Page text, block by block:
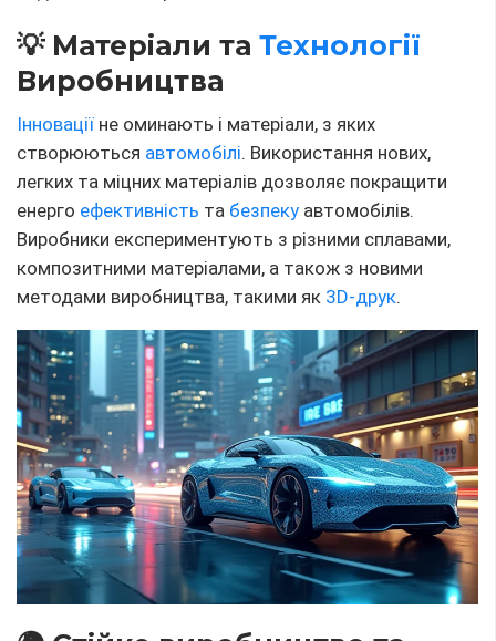
🌍 Стійке виробництво та
рециклінг
Важливим аспектом сучасної автомобільної
індустрії є стійке виробництво. Це включає
використання перероблених матеріалів, зниження
споживання води та енергії на виробничих лініях, а
життєвого циклу. Таким чином, індустрія прагне
мінімізації свого екологічного сліду.
📈Персоналізаціята
Кастомізація
Зростання попиту на персоналізацію автомобілів
призводить до того, що виробники пропонують все
більш широкі можливості для кастомізації. Це
вибір кольору, обробки салону, різних
опцій безпеки та